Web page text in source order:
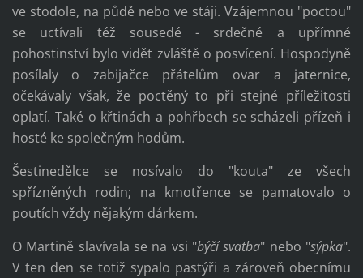
ve stodole, na půdě nebo ve stáji. Vzájemnou "poctou"
se uctívali též sousedé - srdečné a upřímné
pohostinství bylo vidět zvláště o posvícení. Hospodyně
posílaly o zabijačce přátelům ovar a jaternice,
očekávaly však, že poctěný to při stejné příležitosti
oplatí. Také o křtinách a pohřbech se scházeli přízeň i
hosté ke společným hodům.
Šestinedělce se nosívalo do "kouta" ze všech
spřízněných rodin; na kmotřence se pamatovalo o
poutích vždy nějakým dárkem.
O Martině slavívala se na vsi "býčí svatba" nebo "sýpka".
V ten den se totiž sypalo pastýři a zároveň obecnímu